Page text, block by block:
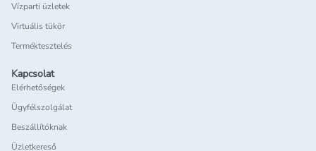
Vízparti üzletek
Virtuális tükör
Terméktesztelés
Kapcsolat
Elérhetőségek
Ügyfélszolgálat
Beszállítóknak
Üzletkereső